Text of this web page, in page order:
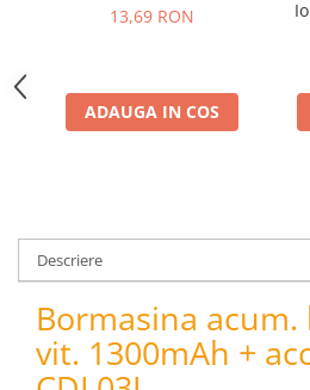
pneumatice
Prese Hidraulice
Prese de rulmenti hidraulice
Prese de indoit tevi hidraulice
Polizoare unghiulare
Unelte de mana
Scule pneumatice
13,69 RON
ADAUGA IN COS
Descriere
Bormasina acum.
vit. 1300mAh +